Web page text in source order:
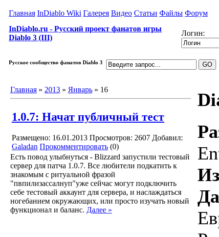
Главная InDiablo Wiki Галерея Видео Статьи Файлы Форум
InDiablo.ru - Русский проект фанатов игры
Diablo 3 (III)
Логин:
Русское сообщество фанатов Diablo 3
Главная » 2013 » Январь » 16
1.0.7: Начат публичный тест
Размещено: 16.01.2013 Просмотров: 2607 Добавил:
Galadan Прокомментировать (0)
Есть повод улыбнуться - Blizzard запустили тестовый
сервер для патча 1.0.7. Все любители подкатить к
знакомым с ритуальной фразой
"пвпилизассалнуп"уже сейчас могут подключить
себе тестовый аккаунт для сервера, и наслаждаться
ногебанием окружающих, или просто изучать новый
функционал и баланс. Далее »